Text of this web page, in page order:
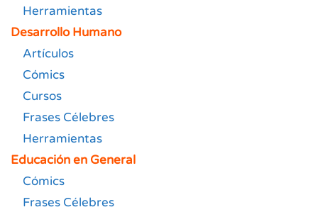
Herramientas
Desarrollo Humano
Artículos
Cómics
Cursos
Frases Célebres
Herramientas
Educación en General
Cómics
Frases Célebres